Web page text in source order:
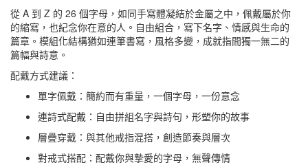
從 A 到 Z 的 26 個字母，如同手寫體凝結於金屬之中，佩戴屬於你
的縮寫，也紀念你在意的人。自由組合，寫下名字、情感與生命的
篇章。模組化結構猶如連筆書寫，風格多變，成就指間獨一無二的
篇幅與詩意。
配戴方式建議：
單字佩戴：簡約而有重量，一個字母，一份意念
連詩式配戴：自由拼組名字與詩句，形塑你的故事
層疊穿戴：與其他戒指混搭，創造節奏與層次
對戒式搭配：配戴你與摯愛的字母，無聲傳情